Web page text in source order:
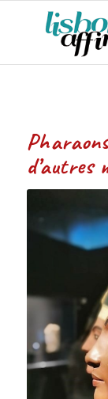
d’autres